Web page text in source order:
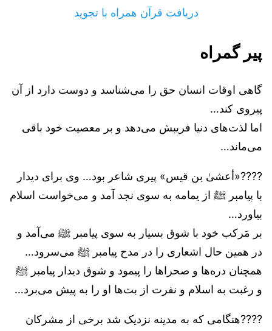
دریافت قرآن همراه با تجوید
پیر گمراه
گاهی اوقات انسان حق را می‌شناسد و دوست دارد از آن
پیروی کند…
اما لذت‌های دنیا فریبش می‌دهد و بر معصیت خود باقی
می‌ماند…
????«أعشیٰ بن قیس» پیری شاعر بود… وی برای دیدار
با پیامبر ﷺ از یمامه به سوی نجد آمد و می‌خواست اسلام
بیاورد…
بر مَرکب خود با شوق بسیار به سوی پیامبر ﷺ می‌آمد و
در همین حال اشعاری را در مدح پیامبر ﷺ می‌سرود…
همچنان دره‌ها و صحراها را پیمود و شوق دیدار پیامبر ﷺ
و رغبت به اسلام و نفرت از بت‌ها او را به پیش می‌برد…
????هنگامی که به مدینه نزدیک شد برخی از مشرکان